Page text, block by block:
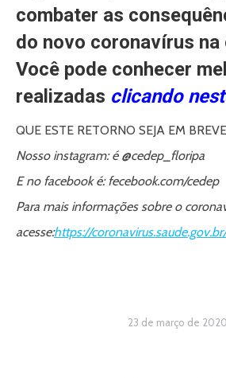
combater as
do novo coronavírus na
Você pode conhecer
realizadas clicando
QUE ESTE RETORNO SEJA EM
Nosso instagram: é @cedep_floripa
E no facebook é: fecebook.com/cedep
Para mais informações sobre o
acesse:https://coronavirus.saude.gov.br/
23 de março de 2020